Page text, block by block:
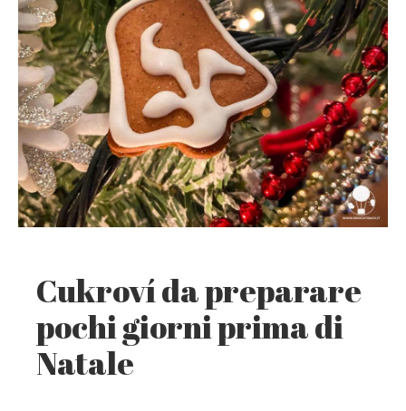
Cukroví da preparare
pochi giorni prima di
Natale